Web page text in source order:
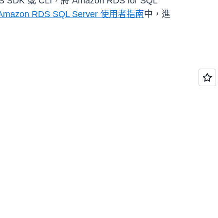
RDS SQL Server 使用者指南中，進